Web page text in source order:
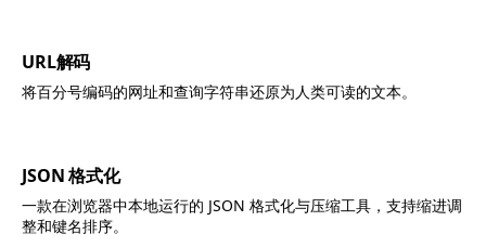
URL解码
将百分号编码的网址和查询字符串还原为人类可读的文本。
JSON 格式化
一款在浏览器中本地运行的 JSON 格式化与压缩工具，支持缩进调
整和键名排序。